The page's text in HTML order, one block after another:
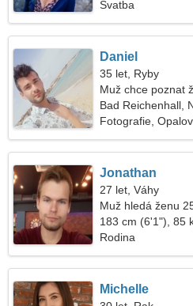
Svatba
Daniel
35 let, Ryby
Muž chce poznat
Bad Reichenhall,
Fotografie,
Jonathan
27 let, Váhy
Muž hledá ženu
183 cm (6'1"), 85
Rodina
Michelle